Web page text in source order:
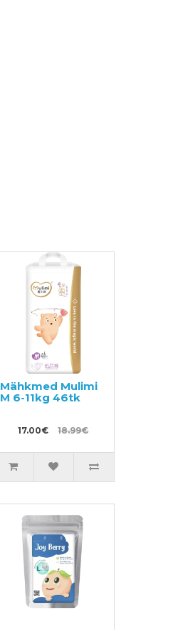
Mähkmed Mulimi
M 6-11kg 46tk
17.00€ 18.99€